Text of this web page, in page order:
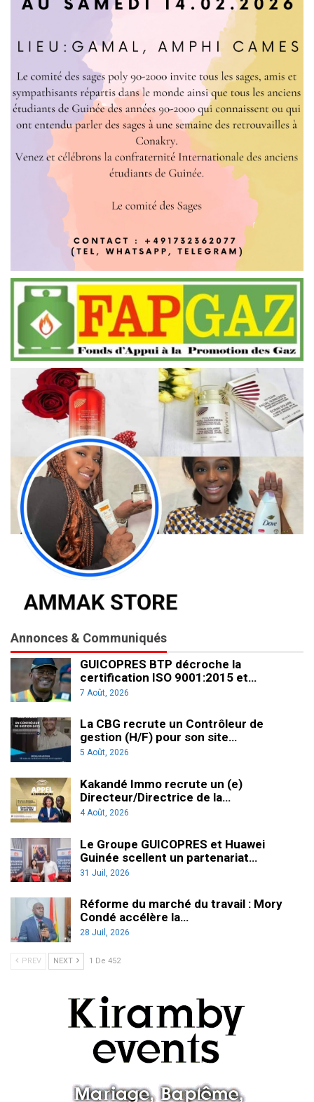
Annonces & Communiqués
GUICOPRES BTP décroche la
certification ISO 9001:2015 et…
7 Août, 2026
La CBG recrute un Contrôleur de
gestion (H/F) pour son site…
5 Août, 2026
Kakandé Immo recrute un (e)
Directeur/Directrice de la…
4 Août, 2026
Le Groupe GUICOPRES et Huawei
Guinée scellent un partenariat…
31 Juil, 2026
Réforme du marché du travail : Mory
Condé accélère la…
28 Juil, 2026
PREV NEXT 1 De 452